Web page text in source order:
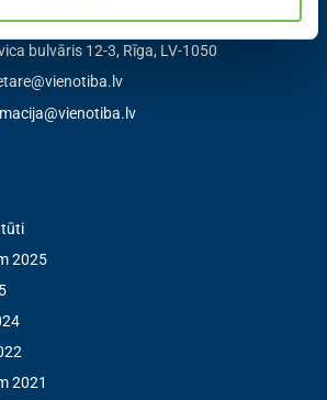
VIENOTĪBA
bulvāris 12-3, Rīga, LV-1050
2025
2021